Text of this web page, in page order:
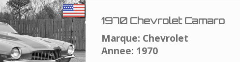
1970 Chevrolet Camaro
Marque: Chevrolet
Annee: 1970